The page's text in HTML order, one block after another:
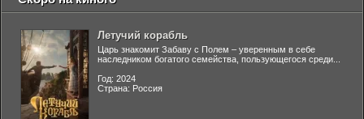
Летучий корабль
Царь знакомит Забаву с Полем – уверенным в себе
наследником богатого семейства, пользующегося среди...
Год: 2024
Страна: Россия